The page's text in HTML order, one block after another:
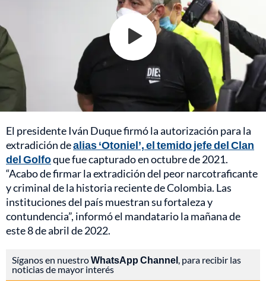
El presidente Iván Duque firmó la autorización para la
extradición dealias ‘Otoniel’, el temido jefe del Clan
del Golfoque fue capturado en octubre de 2021.
“Acabo de firmar la extradición del peor narcotraficante
y criminal de la historia reciente de Colombia. Las
instituciones del país muestran su fortaleza y
contundencia”, informó el mandatario la mañana de
este 8 de abril de 2022.
Síganos en nuestroWhatsApp Channel , para recibir las
noticias de mayor interés